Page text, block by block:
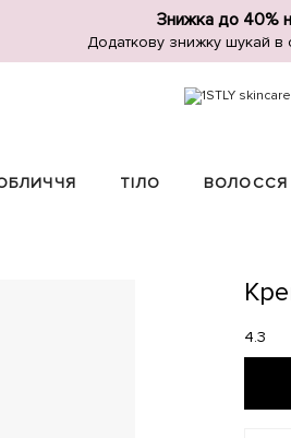
Знижка до 40%
Додаткову знижку шукай в
ТІЛО ВОЛОССЯ
4.3